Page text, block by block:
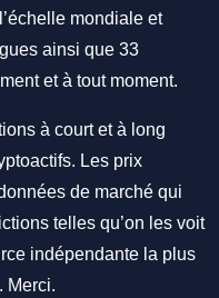
mondiale et
ainsi que 33
et à tout moment.
à court et à long
Les prix
de marché qui
telles qu’on les voit
indépendante la plus
Merci.